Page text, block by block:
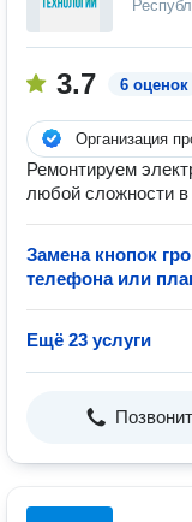
3.7 6 оценок
Организация
Ремонтируем
любой сложности в
Замена кнопок
телефона или
Ещё 23 услуги